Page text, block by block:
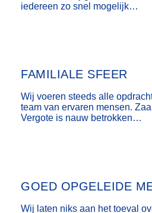
iedereen zo snel mogelijk…
FAMILIALE SFEER
Wij voeren steeds alle
team van ervaren mensen.
Vergote is nauw betrokken…
GOED OPGELEIDE
Wij laten niks aan het toeval